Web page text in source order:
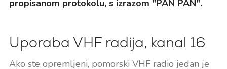
propisanom protokolu, s izrazom "PAN PAN".
Uporaba VHF radija, kanal 16
Ako ste opremljeni, pomorski VHF radio jedan je